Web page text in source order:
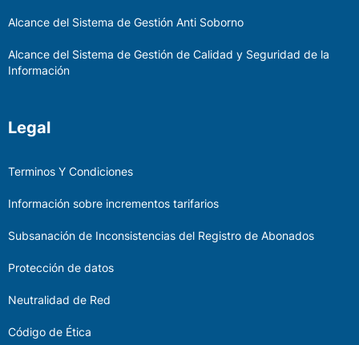
Alcance del Sistema de Gestión Anti Soborno
Alcance del Sistema de Gestión de Calidad y Seguridad de la
Información
Legal
Terminos Y Condiciones
Información sobre incrementos tarifarios
Subsanación de Inconsistencias del Registro de Abonados
Protección de datos
Neutralidad de Red
Código de Ética